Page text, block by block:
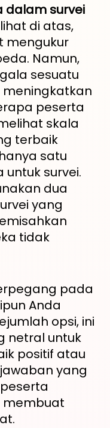
dalam survei
di atas,
mengukur
Namun,
sesuatu
peserta
skala
terbaik
satu
survei.
dua
yang
tidak
pada
Anda
opsi, ini
netral untuk
positif atau
yang
membuat